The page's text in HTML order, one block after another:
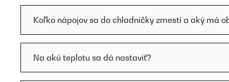
Koľko nápojov sa do chladničky zmestí a aký má
Na akú teplotu sa dá nastaviť?